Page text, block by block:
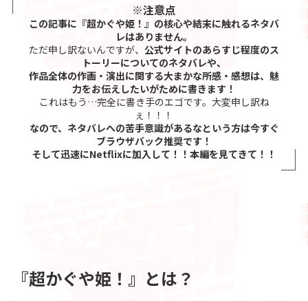
※注意点
この記事に『超かぐや姫！』の核心や結末に触れるネタバ
レはありません。
ただ申し訳ないんですが、 公式サイトのあらすじ程度のス
トーリーについてのネタバレや、
作品全体の作画・演出に関する大まかな所感・感想は、魅
力をお伝えしたいがために書きます！
これはもう…完全に書き手のエゴです。大変申し訳ね
ぇ！！！
なので、ネタバレへの苦手意識があるなという方は今すぐ
ブラウザバック推奨です！
そして迅速にNetflixに加入して！！本編を見てきて！！
『超かぐや姫！』とは？